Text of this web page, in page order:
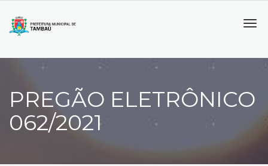
PREGÃO ELETRÔNICO
062/2021